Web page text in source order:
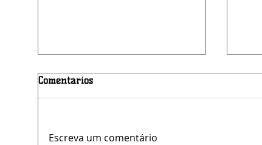
Comentários
Escreva um comentário